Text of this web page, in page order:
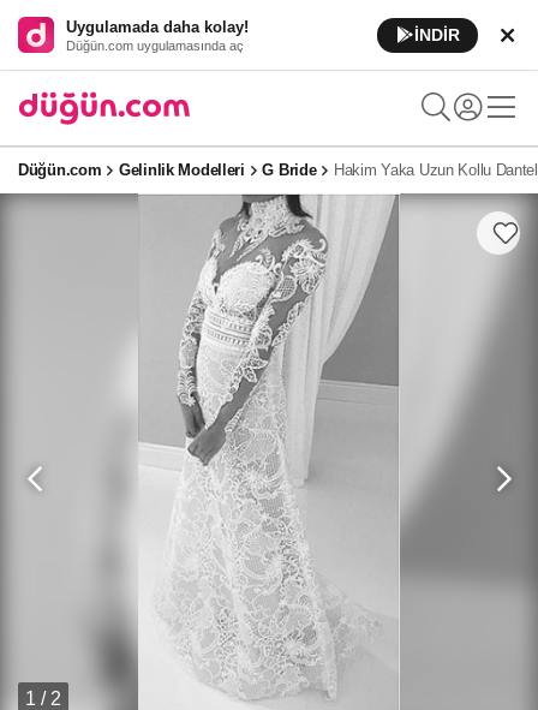
Uygulamada daha kolay!
Düğün.com uygulamasında aç
İNDİR
Düğün.com Gelinlik Modelleri G Bride Hakim Yaka Uzun Kollu
1 / 2